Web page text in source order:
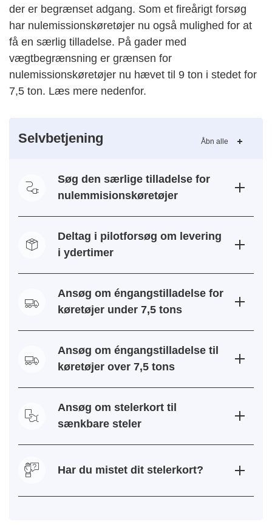
der er begrænset adgang. Som et fireårigt forsøg
har nulemissionskøretøjer nu også mulighed for at
få en særlig tilladelse. På gader med
vægtbegrænsning er grænsen for
nulemissionskøretøjer nu hævet til 9 ton i stedet for
7,5 ton. Læs mere nedenfor.
Selvbetjening Åbn alle
Søg den særlige tilladelse for
nulemmisionskøretøjer
Deltag i pilotforsøg om levering
i ydertimer
Ansøg om éngangstilladelse for
køretøjer under 7,5 tons
Ansøg om éngangstilladelse til
køretøjer over 7,5 tons
Ansøg om stelerkort til
sænkbare steler
Har du mistet dit stelerkort?